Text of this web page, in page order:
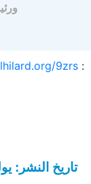
:
9zrs
تاريخ النشر: يوليو 10, 2023